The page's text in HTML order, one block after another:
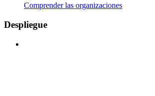
Comprender las organizaciones
Despliegue